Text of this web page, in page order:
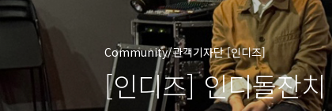
Community/관객기자단 [인디즈]
[인디즈] 인디돌잔